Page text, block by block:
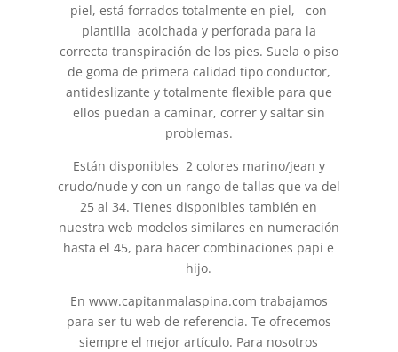
piel, está forrados totalmente en piel, con
plantilla acolchada y perforada para la
correcta transpiración de los pies. Suela o piso
de goma de primera calidad tipo conductor,
antideslizante y totalmente flexible para que
ellos puedan a caminar, correr y saltar sin
problemas.
Están disponibles 2 colores marino/jean y
crudo/nude y con un rango de tallas que va del
25 al 34. Tienes disponibles también en
nuestra web modelos similares en numeración
hasta el 45, para hacer combinaciones papi e
hijo.
En www.capitanmalaspina.com trabajamos
para ser tu web de referencia. Te ofrecemos
siempre el mejor artículo. Para nosotros